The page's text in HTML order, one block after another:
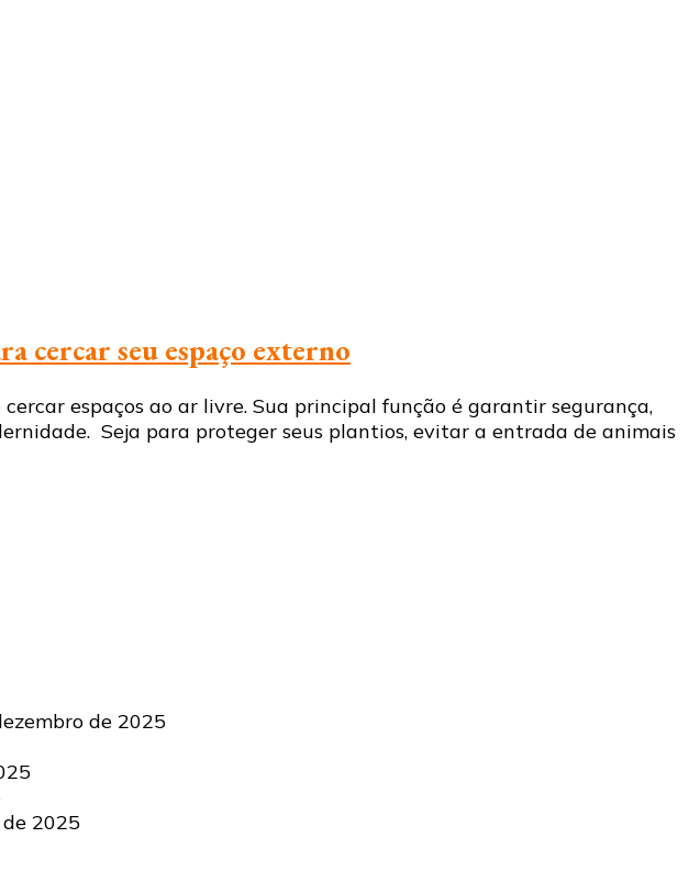
cercar seu espaço externo
espaços ao ar livre. Sua principal função é garantir segurança,
Seja para proteger seus plantios, evitar a entrada de animais
de 2025
2025